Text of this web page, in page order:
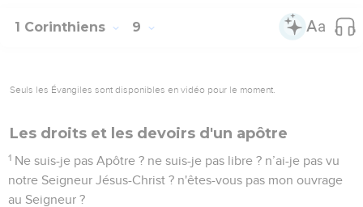
1 Corinthiens 9
Seuls les Évangiles sont disponibles en vidéo pour le moment.
Les droits et les devoirs d'un apôtre
1 Ne suis-je pas Apôtre ? ne suis-je pas libre ? n’ai-je pas vu
notre Seigneur Jésus-Christ ? n'êtes-vous pas mon ouvrage
au Seigneur ?